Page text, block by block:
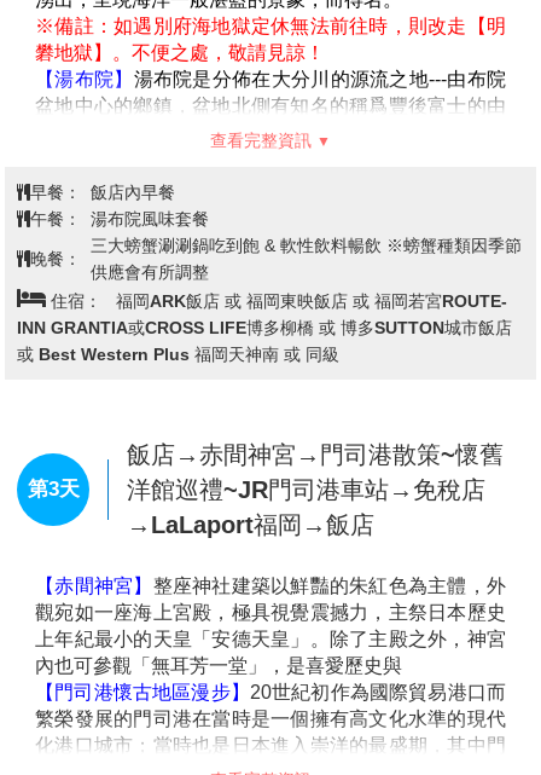
【別府海地獄】別府聚集了8個有名的地獄，其中海地
獄在八大地獄中佔地最大，1200年前因富含硫酸的泉水
湧出，呈現海洋一般湛藍的景象，而得名。
※備註：如遇別府海地獄定休無法前往時，則改走【明
礬地獄】。不便之處，敬請見諒！
個性的美術館與小型展覽室、高級酒樓與茶室相處並
存，構成一種優雅的氣氛。
【湯布院花卉村】 位於大分縣由布院的熱門免費景點，
以英國科茨沃爾德（Cotswolds）鄉村為藍圖，打造夢
邊商店（如龍貓、魔女宅急便）及可愛動物區，氛圍浪
漫且精緻，是前往由布院必訪的打卡勝地。
【金鱗湖】由溫泉匯流而成的金鱗湖，即使是嚴冬季
節，湖水也熱氣騰騰，是盆地中晨霧的來源。這一帶充
滿情趣的風景，深深地迷戀了與謝野晶子和北原白秋等
著名人士，是湯布院最著名的湖泊。
【太宰府天滿宮】 是全國天滿宮本社，每逢考試期間，
查看完整資訊
早餐：
飯店內早餐
午餐：
湯布院風味套餐
供應會有所調整
住宿：
福岡ARK飯店 或 福岡東映飯店 或 福岡若宮ROUTE-
INN GRANTIA或CROSS LIFE博多柳橋 或 博多SUTTON城市飯店
或 Best Western Plus 福岡天神南 或 同級
飯店→赤間神宮→門司港散策~懷舊